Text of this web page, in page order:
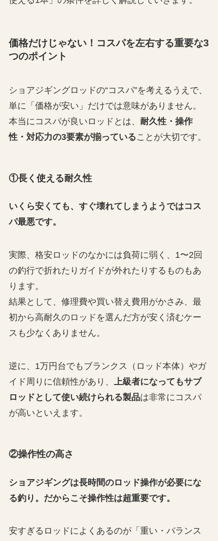
価格だけじゃない！コスパを左右する重要な3
つのポイント
ショアジギングロッドの“コスパ”を考えるうえで、
単に「価格が安い」だけでは意味がありません。
本当にコスパが良いロッドとは、 耐久性・操作
性・対応力の3要素が揃っていることが大切です。
①長く使える耐久性
いくら安くても、すぐ壊れてしまうようではコス
パ最悪です。
実際、格安ロッドのなかには負荷に弱く、1〜2回
の釣行で折れたりガイドが外れたりするものもあ
ります。
結果として、修理費や買い替え費用がかさみ、最
初から高耐久のロッドを選んだ方が安く済むケー
スも少なくありません。
逆に、1万円台でもブランクス（ロッド本体）やガ
イド周りに信頼性があり、 上級者になってもサブ
ロッドとして使い続けられる製品は非常にコスパ
が高いといえます。
②操作性の高さ
ショアジギングは長時間のロッド操作が必要にな
る釣り。だからこそ操作性は超重要です。
安すぎるロッドによくあるのが「重い・バランス